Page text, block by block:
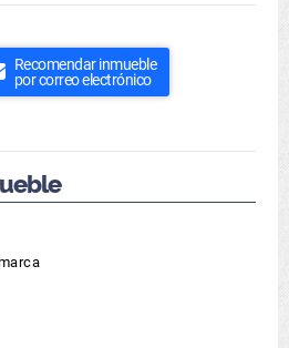
Recomendar inmueble
por correo electrónico